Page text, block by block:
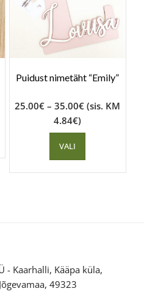
Puidust nimetäht “Emily”
25.00€ – 35.00€ (sis. KM
4.84€)
VALI
- Kaarhalli, Kääpa küla,
49323